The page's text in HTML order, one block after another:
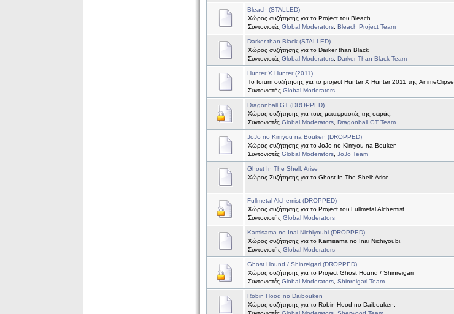
Bleach (STALLED)
Χώρος συζήτησης για το Project του Bleach
Συντονιστές Global Moderators, Bleach Project Team
Darker than Black (STALLED)
Χώρος συζήτησης για το Darker than Black
Συντονιστές Global Moderators, Darker Than Black Team
Hunter X Hunter (2011)
Το forum συζήτησης για το project Hunter X Hunter 2011 της AnimeClipse
Συντονιστής Global Moderators
Dragonball GT (DROPPED)
Χώρος συζήτησης για τους μεταφραστές της σειράς.
Συντονιστές Global Moderators, Dragonball GT Team
JoJo no Kimyou na Bouken (DROPPED)
Χώρος συζήτησης για το JoJo no Kimyou na Bouken
Συντονιστές Global Moderators, JoJo Team
Ghost In The Shell: Arise
Χώρος Συζήτησης για το Ghost In The Shell: Arise
Fullmetal Alchemist (DROPPED)
Χώρος συζήτησης για το Project του Fullmetal Alchemist.
Συντονιστής Global Moderators
Kamisama no Inai Nichiyoubi (DROPPED)
Χώρος συζήτησης για το Kamisama no Inai Nichiyoubi.
Συντονιστής Global Moderators
Ghost Hound / Shinreigari (DROPPED)
Χώρος συζήτησης για το Project Ghost Hound / Shinreigari
Συντονιστές Global Moderators, Shinreigari Team
Robin Hood no Daibouken
Χώρος συζήτησης για το Robin Hood no Daibouken.